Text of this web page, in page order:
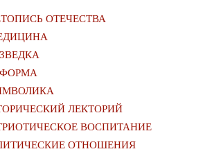
ОТЕЧЕСТВА
ЛЕКТОРИЙ
ВОСПИТАНИЕ
ОТНОШЕНИЯ